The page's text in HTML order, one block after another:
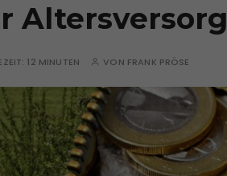
12 MINUTEN VON FRANK PRÖSE